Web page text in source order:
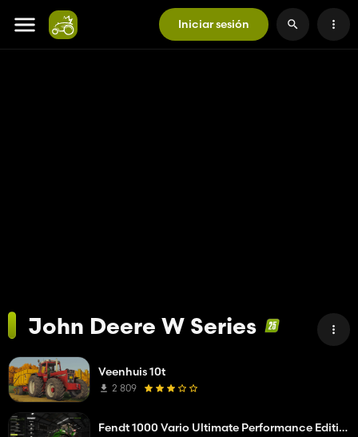
Iniciar sesión
John Deere W Series
Veenhuis 10t
2 809
Fendt 1000 Vario Ultimate Performance Edition